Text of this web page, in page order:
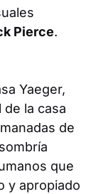
Pierce.
Yaeger,
la casa
de
que
y apropiado